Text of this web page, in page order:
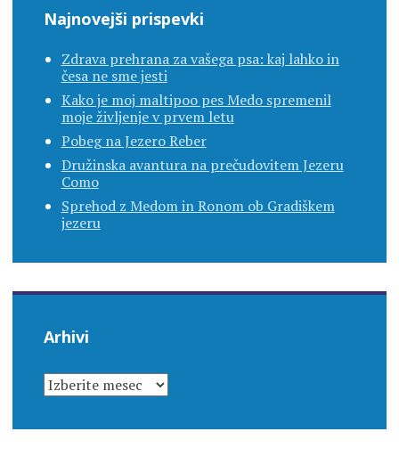
Najnovejši prispevki
Zdrava prehrana za vašega psa: kaj lahko in
česa ne sme jesti
Kako je moj maltipoo pes Medo spremenil
moje življenje v prvem letu
Pobeg na Jezero Reber
Družinska avantura na prečudovitem Jezeru
Como
Sprehod z Medom in Ronom ob Gradiškem
jezeru
Arhivi
ARHIVI